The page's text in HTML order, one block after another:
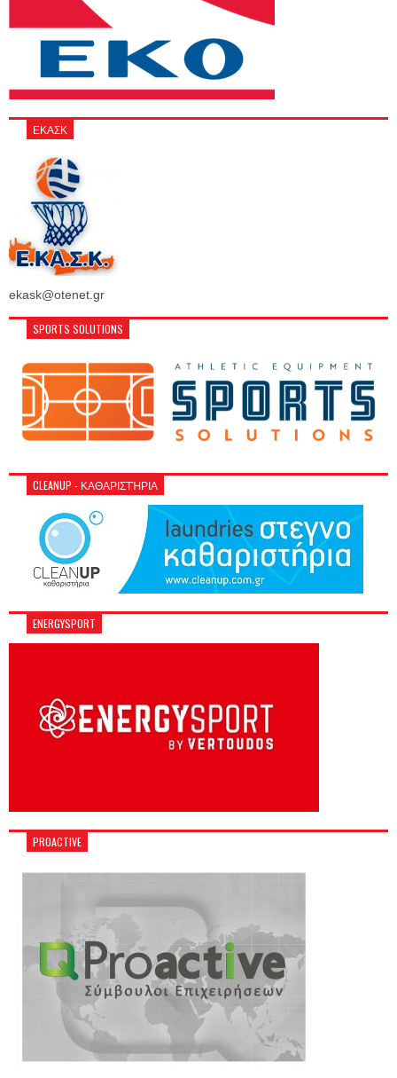
ΕΚΑΣΚ
ekask@otenet.gr
SPORTS SOLUTIONS
CLEANUP - ΚΑΘΑΡΙΣΤΉΡΙΑ
ENERGYSPORT
PROACTIVE